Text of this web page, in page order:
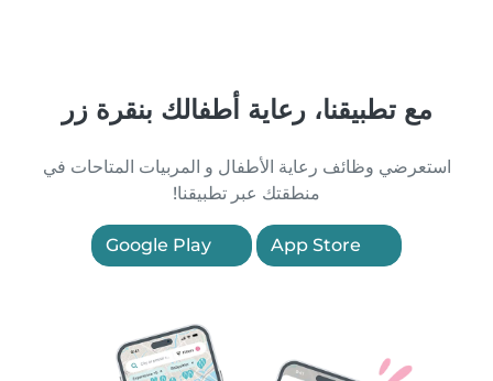
مع تطبيقنا، رعاية أطفالك بنقرة زر
استعرضي وظائف رعاية الأطفال و المربيات المتاحات في
منطقتك عبر تطبيقنا!